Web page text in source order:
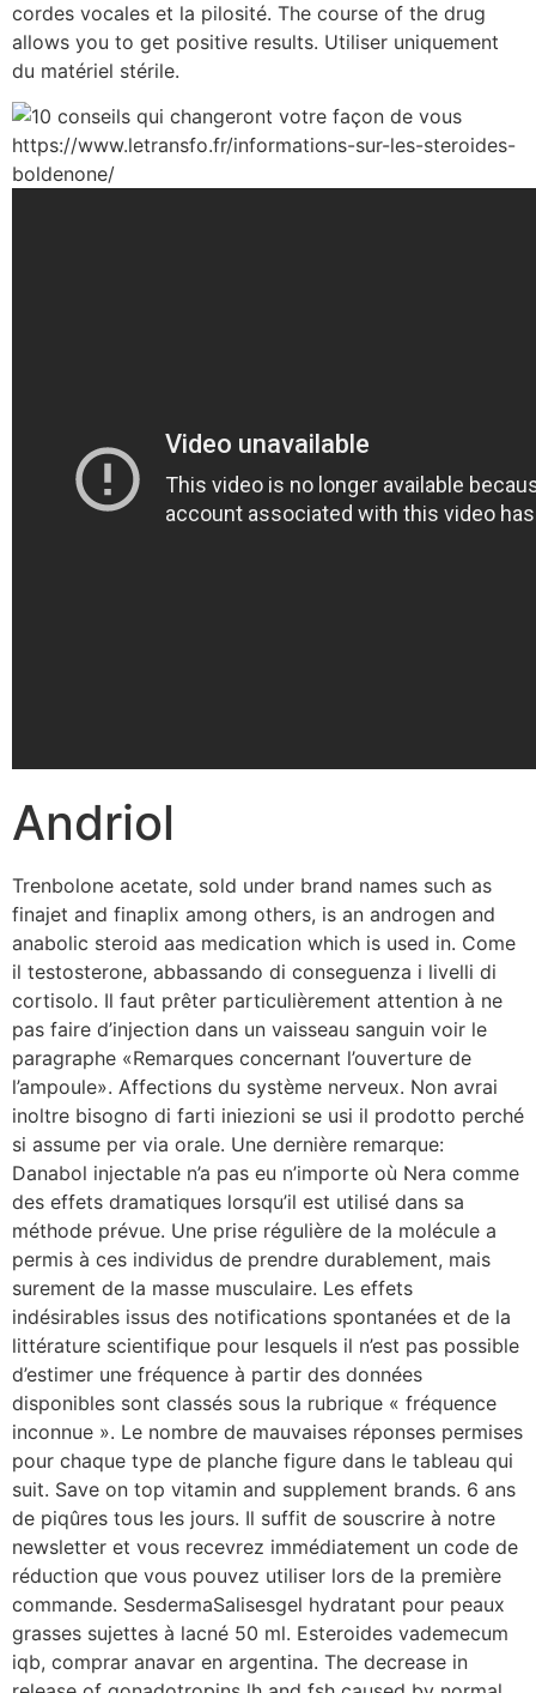
cordes vocales et la pilosité. The course of the drug
allows you to get positive results. Utiliser uniquement
du matériel stérile.
Andriol
Trenbolone acetate, sold under brand names such as
finajet and finaplix among others, is an androgen and
anabolic steroid aas medication which is used in. Come
il testosterone, abbassando di conseguenza i livelli di
cortisolo. Il faut prêter particulièrement attention à ne
pas faire d’injection dans un vaisseau sanguin voir le
paragraphe «Remarques concernant l’ouverture de
l’ampoule». Affections du système nerveux. Non avrai
inoltre bisogno di farti iniezioni se usi il prodotto perché
si assume per via orale. Une dernière remarque:
Danabol injectable n’a pas eu n’importe où Nera comme
des effets dramatiques lorsqu’il est utilisé dans sa
méthode prévue. Une prise régulière de la molécule a
permis à ces individus de prendre durablement, mais
surement de la masse musculaire. Les effets
indésirables issus des notifications spontanées et de la
littérature scientifique pour lesquels il n’est pas possible
d’estimer une fréquence à partir des données
disponibles sont classés sous la rubrique « fréquence
inconnue ». Le nombre de mauvaises réponses permises
pour chaque type de planche figure dans le tableau qui
suit. Save on top vitamin and supplement brands. 6 ans
de piqûres tous les jours. Il suffit de souscrire à notre
newsletter et vous recevrez immédiatement un code de
réduction que vous pouvez utiliser lors de la première
commande. SesdermaSalisesgel hydratant pour peaux
grasses sujettes à lacné 50 ml. Esteroides vademecum
iqb, comprar anavar en argentina. The decrease in